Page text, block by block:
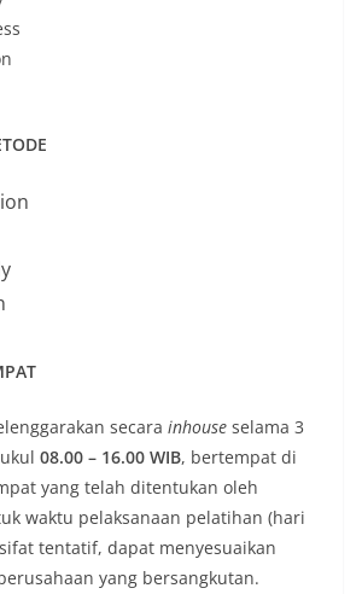
secara inhouse selama 3
08.00 – 16.00 WIB, bertempat di
yang telah ditentukan oleh
waktu pelaksanaan pelatihan (hari
tentatif, dapat menyesuaikan
yang bersangkutan.